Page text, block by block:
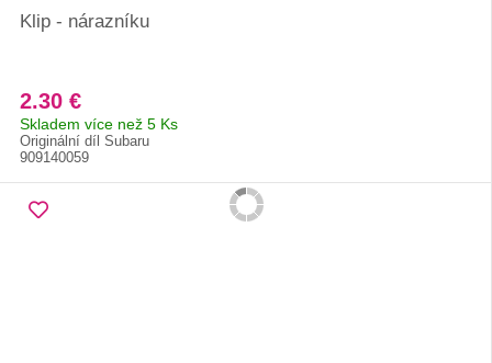
Klip - nárazníku
2.30 €
Skladem více než 5 Ks
Originální díl Subaru
909140059